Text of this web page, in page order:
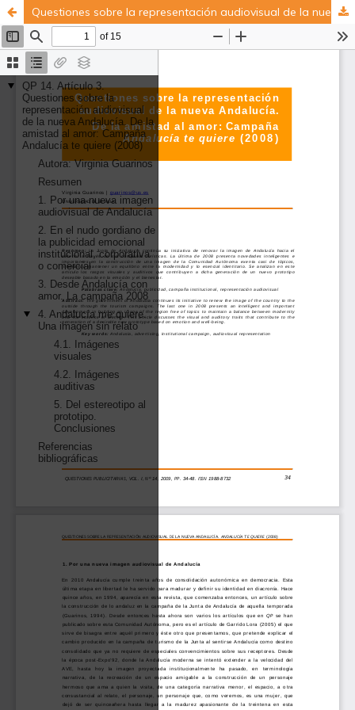
Questiones sobre la representación audiovisual de la nueva Andalucía. De la amistad al amor: Campaña Andalucía te quiere (2008)